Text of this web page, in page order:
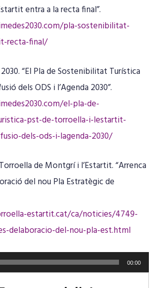
entra a la recta final”.
pla-sostenibilitat-
recta-final/
“El Pla de Sostenibilitat Turística
dels ODS i l’Agenda 2030”.
el-pla-de-
pst-de-torroella-i-lestartit-
dels-ods-i-lagenda-2030/
de Montgrí i l’Estartit. “Arrenca
del nou Pla Estratègic de
estartit.cat/ca/noticies/4749-
delaboracio-del-nou-pla-est.html
00:00